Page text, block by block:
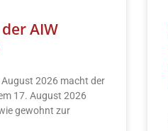
AIW
2026 macht der
17. August 2026
gewohnt zur